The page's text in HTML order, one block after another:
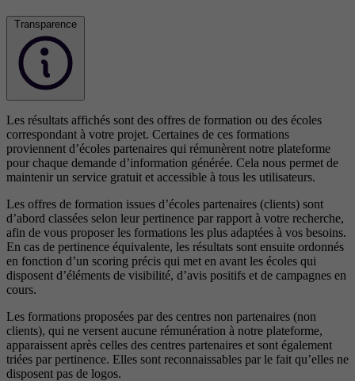
Transparence
Les résultats affichés sont des offres de formation ou des écoles
correspondant à votre projet. Certaines de ces formations
proviennent d’écoles partenaires qui rémunèrent notre plateforme
pour chaque demande d’information générée. Cela nous permet de
maintenir un service gratuit et accessible à tous les utilisateurs.
Les offres de formation issues d’écoles partenaires (clients) sont
d’abord classées selon leur pertinence par rapport à votre recherche,
afin de vous proposer les formations les plus adaptées à vos besoins.
En cas de pertinence équivalente, les résultats sont ensuite ordonnés
en fonction d’un scoring précis qui met en avant les écoles qui
disposent d’éléments de visibilité, d’avis positifs et de campagnes en
cours.
Les formations proposées par des centres non partenaires (non
clients), qui ne versent aucune rémunération à notre plateforme,
apparaissent après celles des centres partenaires et sont également
triées par pertinence. Elles sont reconnaissables par le fait qu’elles ne
disposent pas de logos.